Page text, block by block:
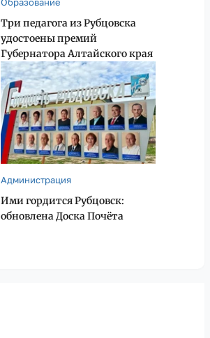
Три педагога из Рубцовска
удостоены премий
Губернатора Алтайского края
Администрация
Ими гордится Рубцовск:
обновлена Доска Почёта